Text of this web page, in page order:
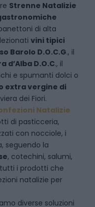
Strenne Natalizie
di alta
vini tipici
Barolo D.O.C.G., il
d’Alba D.O.C., il
e spumanti dolci o
extra vergine di
dei Fiori.
Natalizie
di pasticceria,
con nocciole, i
seguendo la
, cotechini, salumi,
i prodotti che
natalizie per
diverse soluzioni